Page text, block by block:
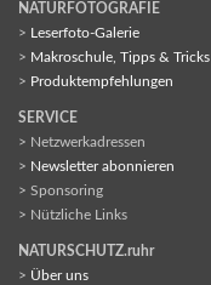
NATURFOTOGRAFIE
>
Leserfoto-Galerie
> Makroschule, Tipps & Tricks
> Produktempfehlungen
SERVICE
> Netzwerkadressen
> Newsletter abonnieren
> Sponsoring
> Nützliche Links
NATURSCHUTZ.ruhr
> Über uns